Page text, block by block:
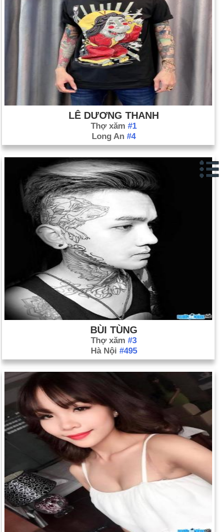
Liên Xô tan rã sau khi Tổng thống Gorbachev từ chức; các
nước cộng hòa hợp thành tạo thành Cộng đồng các quốc gia
độc lập (ngày 25 tháng 12). Bối cảnh: Sự tan rã của Liên Xô
LÊ DƯƠNG THANH
Thợ xăm #1
Long An #4
BÙI TÙNG
Thợ xăm #3
Hà Nội #495